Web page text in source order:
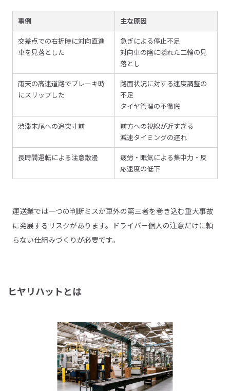
事例 主な原因
交差点での右折時に対向直進
車を見落とした
急ぎによる停止不足
対向車の陰に隠れた二輪の見
落とし
雨天の高速道路でブレーキ時
にスリップした
路面状況に対する速度調整の
不足
タイヤ管理の不徹底
渋滞末尾への追突寸前
前方への視線が近すぎる
減速タイミングの遅れ
長時間運転による注意散漫
疲労・眠気による集中力・反
応速度の低下
運送業では一つの判断ミスが車外の第三者を巻き込む重大事故
に発展するリスクがあります。ドライバー個人の注意だけに頼
らない仕組みづくりが必要です。
ヒヤリハットとは